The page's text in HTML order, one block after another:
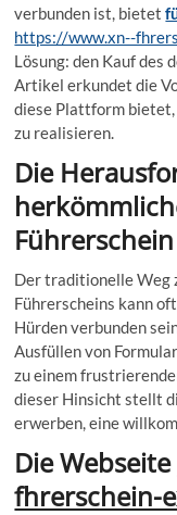
verbunden ist, bietet
https://www.xn--
Lösung: den Kauf des
Artikel erkundet die
diese Plattform bietet,
zu realisieren.
Die
Führerschein
Der traditionelle Weg
Führerscheins kann
Hürden verbunden
Ausfüllen von
zu einem
dieser Hinsicht stellt
erwerben, eine
Die Webseite
fhrerschein-